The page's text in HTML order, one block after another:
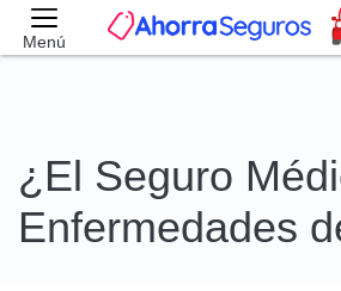
Menú
¿El Seguro
Enfermedades